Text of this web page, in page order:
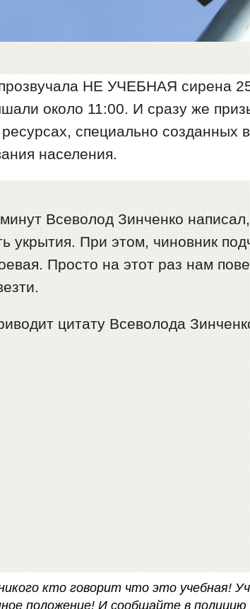
НЕ УЧЕБНАЯ сирена
около 11:00. И сразу же
специально созданных
населения.
Всеволод Зинченко
укрытия. При этом, чиновник
Просто на этот раз нам
цитату Всеволода
кто говорит что это учебная!
положение! И сообщайте в